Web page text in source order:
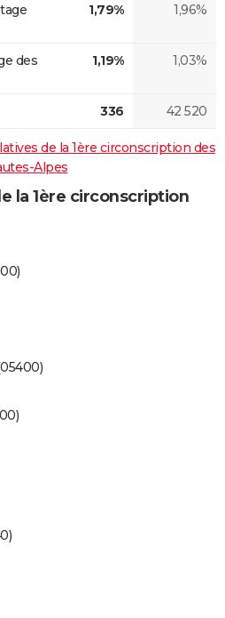
1,79% 1,96%
des
1,19% 1,03%
336 42 520
de la 1ère circonscription des
Alpes
la 1ère circonscription